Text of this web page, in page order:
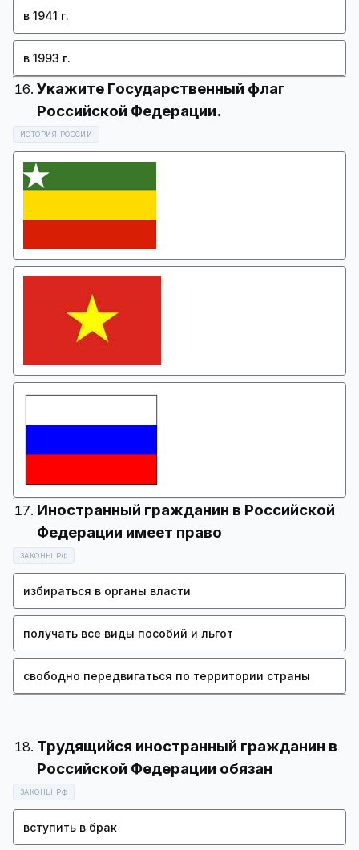
в 1941 г.
в 1993 г.
Укажите Государственный флаг
ИСТОРИЯ РОССИИ
Иностранный гражданин в Российской
ЗАКОНЫ РФ
избираться в органы власти
получать все виды пособий и льгот
свободно передвигаться по территории страны
Трудящийся иностранный гражданин в
ЗАКОНЫ РФ
вступить в брак